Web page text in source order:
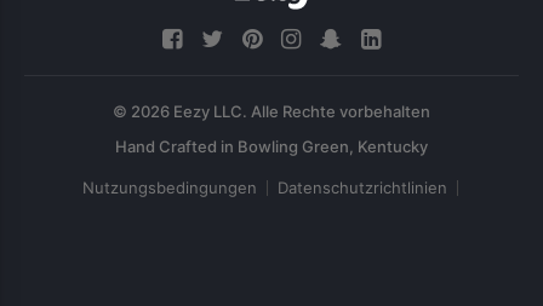
© 2026 Eezy LLC. Alle Rechte vorbehalten
Nutzungsbedingungen Datenschutzrichtlinien